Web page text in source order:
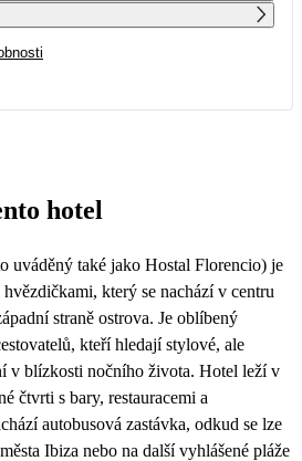
hotel
uváděný také jako Hostal Florencio) je
který se nachází v centru
straně ostrova. Je oblíbený
kteří hledají stylové, ale
v blízkosti nočního života. Hotel leží v
čtvrti s bary, restauracemi a
autobusová zastávka, odkud se lze
Ibiza nebo na další vyhlášené pláže